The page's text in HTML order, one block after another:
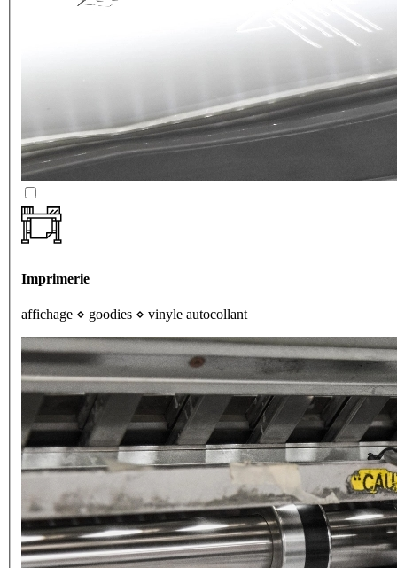
Imprimerie
affichage ⋄ goodies ⋄ vinyle autocollant